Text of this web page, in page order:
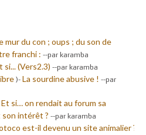
mur du con ; oups ; du son de
franchi : --par karamba
si... (Vers2.3) --par karamba
)- La sourdine abusive ! --par
Et si… on rendait au forum sa
intérêt ? --par karamba
est-il devenu un site animalier ?